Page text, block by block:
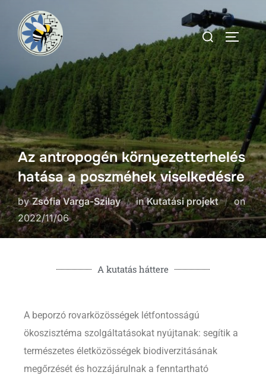
Az antropogén környezetterhelés
hatása a poszméhek viselkedésre
byZsófia Varga-Szilay inKutatási projekt
on
2022/11/06
A kutatás háttere
A beporzó rovarközösségek létfontosságú
ökoszisztéma szolgáltatásokat nyújtanak: segítik a
természetes életközösségek biodiverzitásának
megőrzését és hozzájárulnak a fenntartható